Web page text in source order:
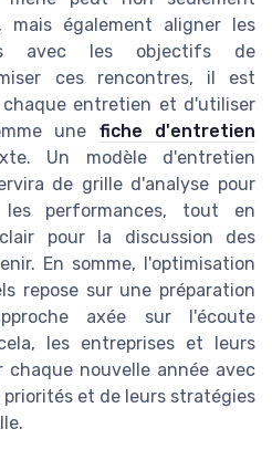
mais également aligner les
avec les objectifs de
ces rencontres, il est
entretien et d'utiliser
une fiche d'entretien
Un modèle d'entretien
de grille d'analyse pour
les performances, tout en
pour la discussion des
En somme, l'optimisation
repose sur une préparation
axée sur l'écoute
les entreprises et leurs
chaque nouvelle année avec
et de leurs stratégies